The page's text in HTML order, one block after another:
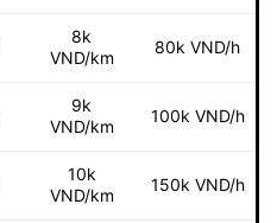
8k
VND/km
80k VND/h
9k
VND/km
100k VND/h
10k
VND/km
150k VND/h